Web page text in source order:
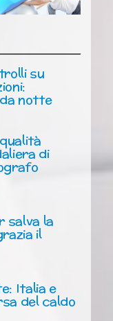
su
notte
di
salva la
il
Italia e
del caldo